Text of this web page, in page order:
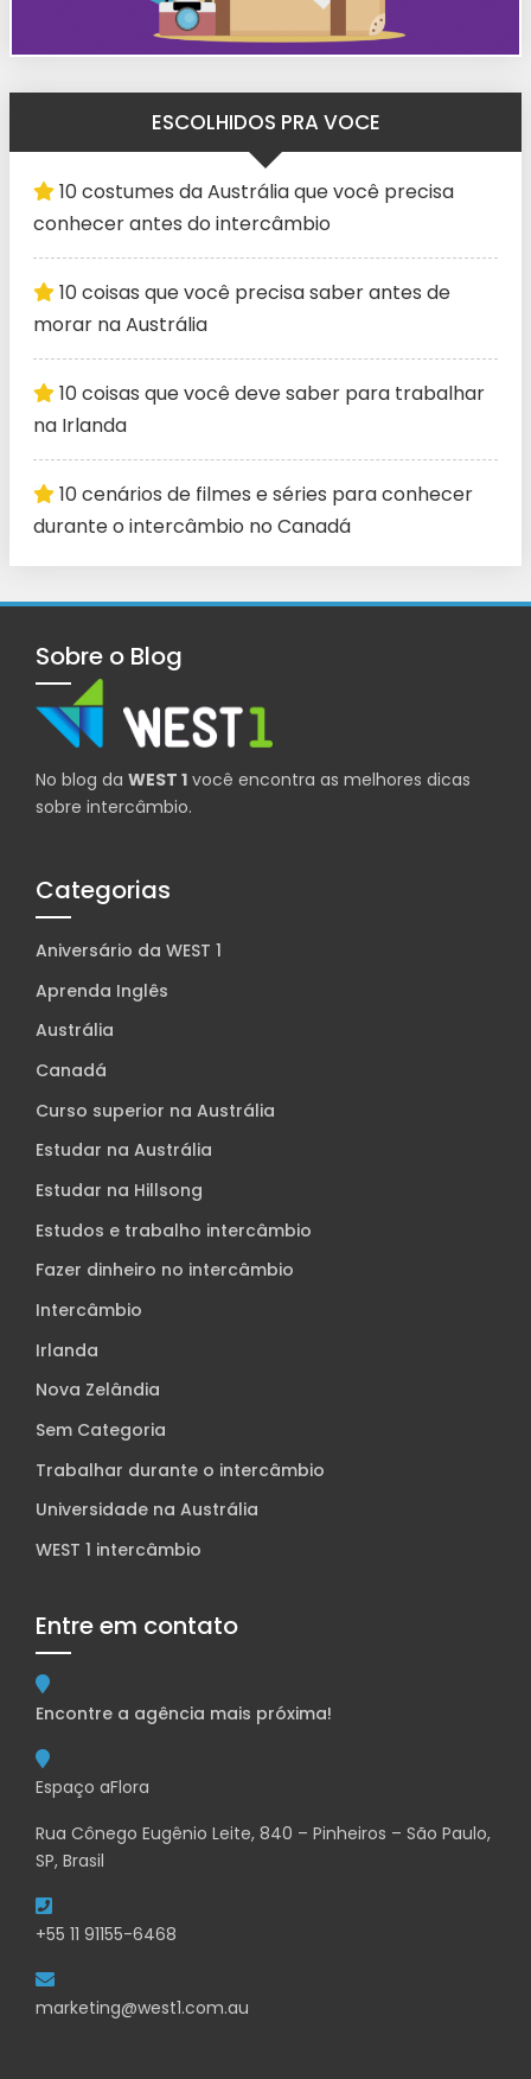
ESCOLHIDOS PRA VOCE
10 costumes da Austrália que você precisa
conhecer antes do intercâmbio
10 coisas que você precisa saber antes de
morar na Austrália
10 coisas que você deve saber para trabalhar
na Irlanda
10 cenários de filmes e séries para conhecer
durante o intercâmbio no Canadá
Sobre o Blog
No blog da WEST 1 você encontra as melhores dicas
sobre intercâmbio.
Categorias
Aniversário da WEST 1
Aprenda Inglês
Austrália
Canadá
Curso superior na Austrália
Estudar na Austrália
Estudar na Hillsong
Estudos e trabalho intercâmbio
Fazer dinheiro no intercâmbio
Intercâmbio
Irlanda
Nova Zelândia
Sem Categoria
Trabalhar durante o intercâmbio
Universidade na Austrália
WEST 1 intercâmbio
Entre em contato
Encontre a agência mais próxima!
Espaço aFlora
Rua Cônego Eugênio Leite, 840 – Pinheiros – São Paulo,
SP, Brasil
+55 11 91155-6468
marketing@west1.com.au